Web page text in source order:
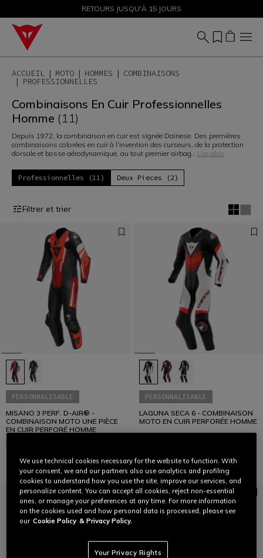
SOLDES JUSQU'À-50 % – ACHETEZ MAINTENANT
RETOURS JUSQU'À 15 JOURS
ACCUEIL MOTO HOMMES COMBINAISONS
PROFESSIONNELLES
Combinaisons En Cuir Professionnelles
Homme (11)
Depuis 1972, la combinaison en cuir est signée Dainese. Des premières
combinaisons colorées en cuir à l’invention des curseurs, de la protection
dorsale et bosse aérodynamique, au tout premier airbag... Lire plus
Professionnelles (11) Deux Pieces (2)
Filtrer et trier
PERSONNALISABLE
MISANO 3 PERF. D-AIR® -
COMBINAISON MOTO UNE PIÈCE
EN CUIR PERFORÉ HOMME
PERSONNALISABLE
LAGUNA SECA 6 - COMBINAISON
MOTO EN CUIR PERFORÉE HOMME
We use technical cookies necessary for the website to function. With
your consent, we and our partners also use analytics and profiling
cookies to understand how you use the site, improve our services, and
personalize content. You can accept all cookies, reject non-essential
ones, or manage your preferences at any time. For more information
on the cookies used and how personal data is processed, please see
our Cookie Policy & Privacy Policy.
Your Privacy Rights